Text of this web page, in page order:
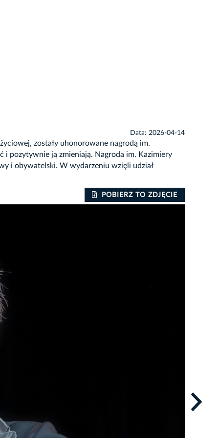
Data: 2026-04-14
zostały uhonorowane nagrodą im.
i pozytywnie ją zmieniają. Nagroda im. Kazimiery
i obywatelski. W wydarzeniu wzięli udział
POBIERZ TO ZDJĘCIE